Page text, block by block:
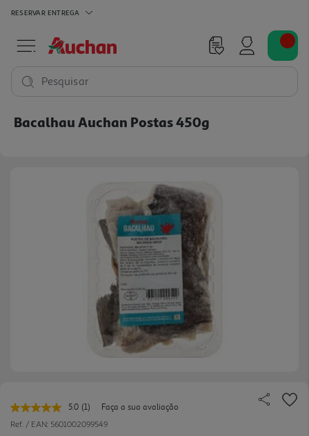
RESERVAR ENTREGA
Pesquisar
Bacalhau Auchan Postas 450g
5.0 Leu
uma
(1)
Faça a sua avaliação
Ref. / EAN: 5601002099549